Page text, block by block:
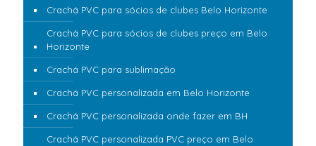
Crachá PVC para sócios de clubes Belo Horizonte
Crachá PVC para sócios de clubes preço em Belo
Horizonte
Crachá PVC para sublimação
Crachá PVC personalizada em Belo Horizonte
Crachá PVC personalizada onde fazer em BH
Crachá PVC personalizada PVC preço em Belo